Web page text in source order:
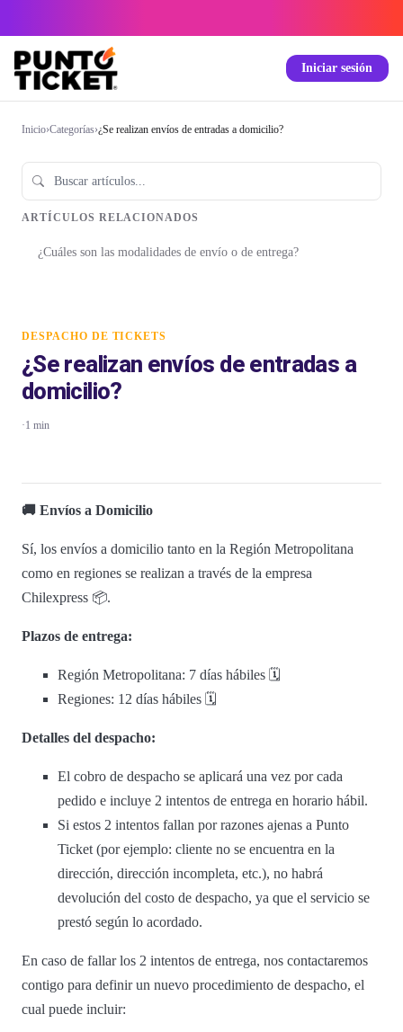
Iniciar sesión
Inicio›Categorías›¿Se realizan envíos de entradas a domicilio?
ARTÍCULOS RELACIONADOS
¿Cuáles son las modalidades de envío o de entrega?
DESPACHO DE TICKETS
¿Se realizan envíos de entradas a
domicilio?
·1 min
🚚 Envíos a Domicilio
Sí, los envíos a domicilio tanto en la Región Metropolitana
como en regiones se realizan a través de la empresa
Chilexpress 📦.
Plazos de entrega:
Región Metropolitana: 7 días hábiles 🗓️
Regiones: 12 días hábiles 🗓️
Detalles del despacho:
El cobro de despacho se aplicará una vez por cada
pedido e incluye 2 intentos de entrega en horario hábil.
Si estos 2 intentos fallan por razones ajenas a Punto
Ticket (por ejemplo: cliente no se encuentra en la
dirección, dirección incompleta, etc.), no habrá
devolución del costo de despacho, ya que el servicio se
prestó según lo acordado.
En caso de fallar los 2 intentos de entrega, nos contactaremos
contigo para definir un nuevo procedimiento de despacho, el
cual puede incluir: